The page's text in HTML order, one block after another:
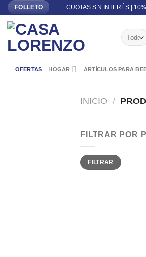
Skip
content
FOLLETO CUOTAS SIN INTERÉS |
OFERTAS HOGAR ARTÍCULOS PARA
INICIO /
FILTRAR POR
Precio
mínimo
Precio
máximo
FILTRAR